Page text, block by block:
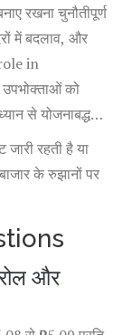
रखना चुनौतीपूर्ण
में बदलाव, और
in
को
से योजनाबद्ध
रहती है या
के रुझानों पर
और